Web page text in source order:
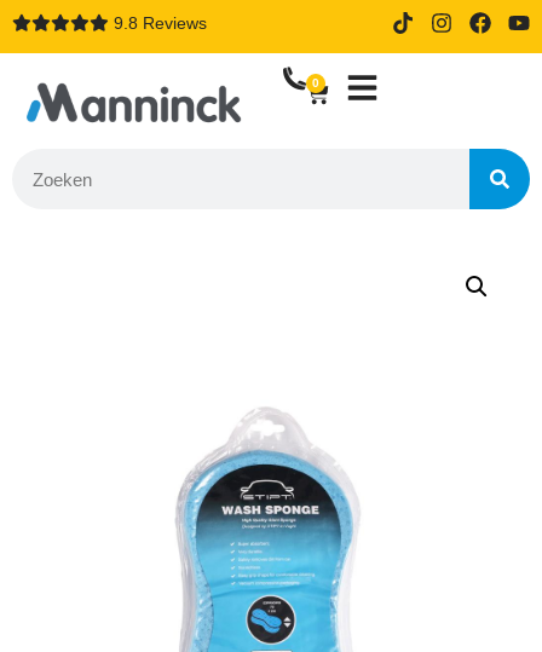
9.8 Reviews
14 dagen proefrijden bij online
0